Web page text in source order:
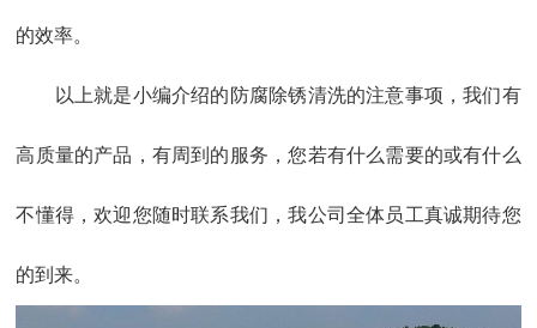
的效率。
以上就是小编介绍的防腐除锈清洗的注意事项，我们有
高质量的产品，有周到的服务，您若有什么需要的或有什么
不懂得，欢迎您随时联系我们，我公司全体员工真诚期待您
的到来。